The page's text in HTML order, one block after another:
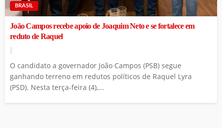
BRASIL
João Campos recebe apoio de Joaquim Neto e se fortalece em
reduto de Raquel
O candidato a governador João Campos (PSB) segue
ganhando terreno em redutos políticos de Raquel Lyra
(PSD). Nesta terça-feira (4),...